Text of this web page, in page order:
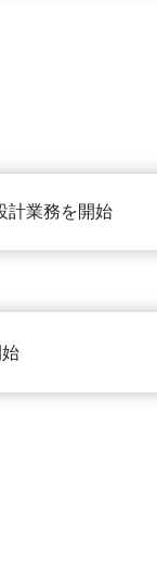
計業務を開始